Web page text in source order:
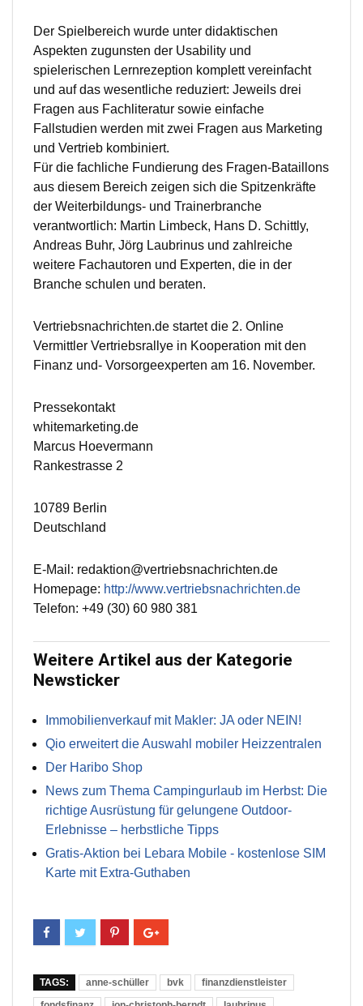
Der Spielbereich wurde unter didaktischen
Aspekten zugunsten der Usability und
spielerischen Lernrezeption komplett vereinfacht
und auf das wesentliche reduziert: Jeweils drei
Fragen aus Fachliteratur sowie einfache
Fallstudien werden mit zwei Fragen aus Marketing
und Vertrieb kombiniert.
Für die fachliche Fundierung des Fragen-Bataillons
aus diesem Bereich zeigen sich die Spitzenkräfte
der Weiterbildungs- und Trainerbranche
verantwortlich: Martin Limbeck, Hans D. Schittly,
Andreas Buhr, Jörg Laubrinus und zahlreiche
weitere Fachautoren und Experten, die in der
Branche schulen und beraten.
Vertriebsnachrichten.de startet die 2. Online
Vermittler Vertriebsrallye in Kooperation mit den
Finanz und- Vorsorgeexperten am 16. November.
Pressekontakt
whitemarketing.de
Marcus Hoevermann
Rankestrasse 2
10789 Berlin
Deutschland
E-Mail: redaktion@vertriebsnachrichten.de
Homepage: http://www.vertriebsnachrichten.de
Telefon: +49 (30) 60 980 381
Weitere Artikel aus der Kategorie
Newsticker
Immobilienverkauf mit Makler: JA oder NEIN!
Qio erweitert die Auswahl mobiler Heizzentralen
Der Haribo Shop
News zum Thema Campingurlaub im Herbst: Die
richtige Ausrüstung für gelungene Outdoor-
Erlebnisse – herbstliche Tipps
Gratis-Aktion bei Lebara Mobile - kostenlose SIM
Karte mit Extra-Guthaben
TAGS: anne-schüller bvk
finanzdienstleister